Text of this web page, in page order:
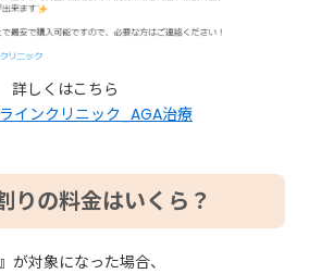
詳しくはこちら
インクリニック_AGA治療
りの料金はいくら？
が対象になった場合、